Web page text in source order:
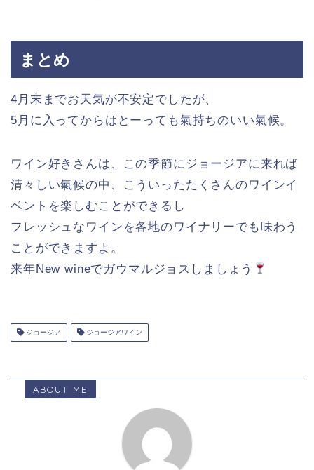
まとめ
4月末までお天気が不安定でしたが、
5月に入ってからはとーっても氣持ちのいい氣候。
ワイン好きさんは、この季節にジョージアに来れば
清々しい氣候の中、こういったたくさんのワインイ
ベントを楽しむことができるし
フレッシュなワインを各地のワイナリーでも味わう
ことができますよ。
来年New wineでガウマルジョスしましょう
ジョージア ジョージアワイン
ABOUT ME